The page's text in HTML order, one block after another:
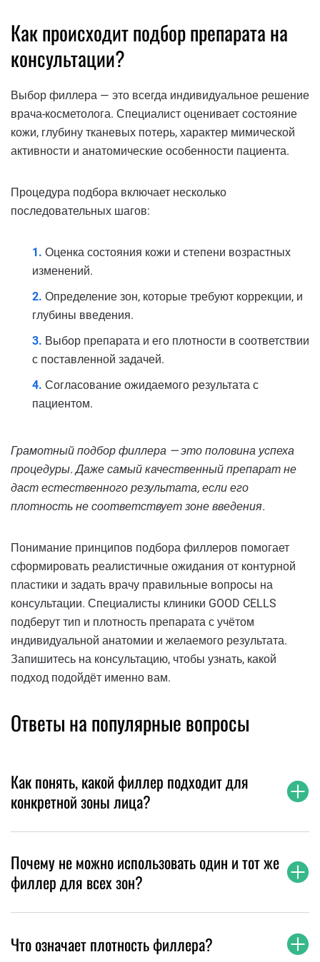
Как происходит подбор препарата на
консультации?
Выбор филлера — это всегда индивидуальное решение
врача-косметолога. Специалист оценивает состояние
кожи, глубину тканевых потерь, характер мимической
активности и анатомические особенности пациента.
Процедура подбора включает несколько
последовательных шагов:
Оценка состояния кожи и степени возрастных
изменений.
Определение зон, которые требуют коррекции, и
глубины введения.
Выбор препарата и его плотности в соответствии
с поставленной задачей.
Согласование ожидаемого результата с
пациентом.
Грамотный подбор филлера — это половина успеха
процедуры. Даже самый качественный препарат не
даст естественного результата, если его
плотность не соответствует зоне введения.
Понимание принципов подбора филлеров помогает
сформировать реалистичные ожидания от контурной
пластики и задать врачу правильные вопросы на
консультации. Специалисты клиники GOOD CELLS
подберут тип и плотность препарата с учётом
индивидуальной анатомии и желаемого результата.
Запишитесь на консультацию, чтобы узнать, какой
подход подойдёт именно вам.
Ответы на популярные вопросы
Как понять, какой филлер подходит для
конкретной зоны лица?
Почему не можно использовать один и тот же
филлер для всех зон?
Что означает плотность филлера?